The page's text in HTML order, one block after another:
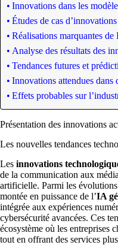
Innovations dans les
Études de cas
Réalisations marquantes de
Analyse des résultats des
Tendances futures et
Innovations attendues dans
Effets probables sur
Présentation des innovations
Les nouvelles tendances
Les innovations
de la communication aux
artificielle. Parmi les
montée en puissance de l’IA
intégrée aux expériences
cybersécurité avancées. Ces
écosystème où les entreprises
tout en offrant des services